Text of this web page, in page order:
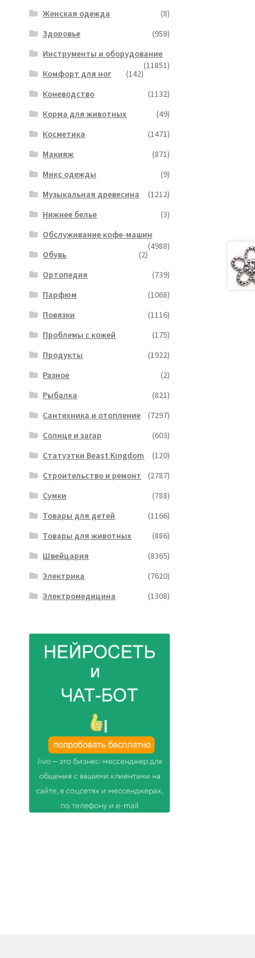
Женская одежда
(8)
Здоровье
(958)
Инструменты и оборудование
(11851)
Комфорт для ног
(142)
Коневодство
(1132)
Корма для животных
(49)
Косметика
(1471)
Макияж
(871)
Микс одежды
(9)
Музыкальная древесина
(1212)
Нижнее белье
(3)
Обслуживание кофе-машин
(4988)
Обувь
(2)
Ортопедия
(739)
Парфюм
(1068)
Повязки
(1116)
Проблемы с кожей
(175)
Продукты
(1922)
Разное
(2)
Рыбалка
(821)
Сантехника и отопление
(7297)
Солнце и загар
(603)
Статуэтки Beast Kingdom
(120)
Строительство и ремонт
(2787)
Сумки
(788)
Товары для детей
(1166)
Товары для животных
(886)
Швейцария
(8365)
Электрика
(7620)
Электромедицина
(1308)